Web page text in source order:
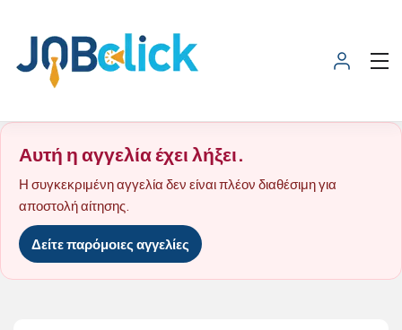
Αυτή η αγγελία έχει λήξει.
Η συγκεκριμένη αγγελία δεν είναι πλέον διαθέσιμη για
αποστολή αίτησης.
Δείτε παρόμοιες αγγελίες